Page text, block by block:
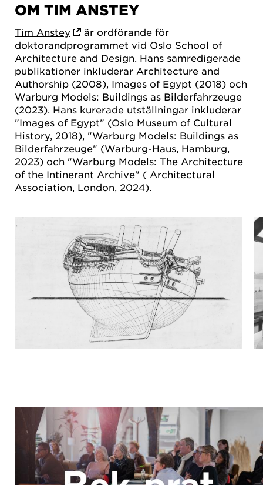
OM TIM ANSTEY
Tim Anstey
är ordförande för
doktorandprogrammet vid Oslo School of
Architecture and Design. Hans samredigerade
publikationer inkluderar Architecture and
Authorship (2008), Images of Egypt (2018) och
Warburg Models: Buildings as Bilderfahrzeuge
(2023). Hans kurerade utställningar inkluderar
"Images of Egypt" (Oslo Museum of Cultural
History, 2018), "Warburg Models: Buildings as
Bilderfahrzeuge" (Warburg-Haus, Hamburg,
2023) och "Warburg Models: The Architecture
of the Intinerant Archive" ( Architectural
Association, London, 2024).